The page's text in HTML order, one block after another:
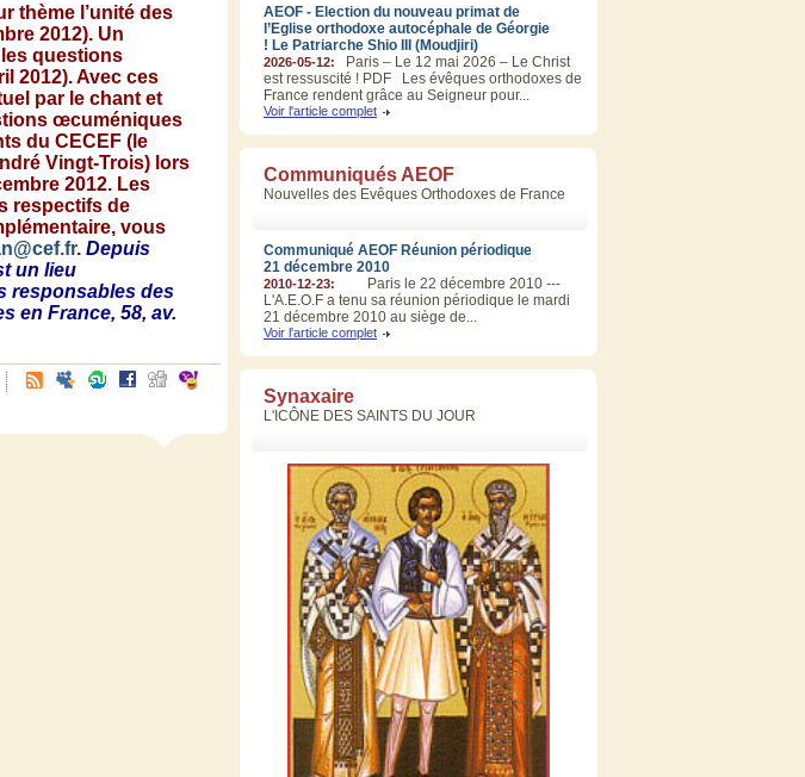
thème l’unité des
2012). Un
les questions
2012).Avec ces
par le chant et
œcuméniques
du CECEF (le
Vingt-Trois) lors
2012. Les
respectifs de
, vous
. Depuis
un lieu
responsables des
en France, 58, av.
AEOF - Election du nouveau primat de
l’Eglise orthodoxe autocéphale de Géorgie
! Le Patriarche Shio III (Moudjiri)
2026-05-12:
Paris – Le 12 mai 2026 – Le Christ
est ressuscité ! PDF Les évêques orthodoxes de
France rendent grâce au Seigneur pour...
Voir l'article complet
Communiqués AEOF
Nouvelles des Evêques Orthodoxes de France
Communiqué AEOF Réunion périodique
21 décembre 2010
2010-12-23:
Paris le 22 décembre 2010 ---
L'A.E.O.F a tenu sa réunion périodique le mardi
21 décembre 2010 au siège de...
Voir l'article complet
Synaxaire
L'ICÔNE DES SAINTS DU JOUR